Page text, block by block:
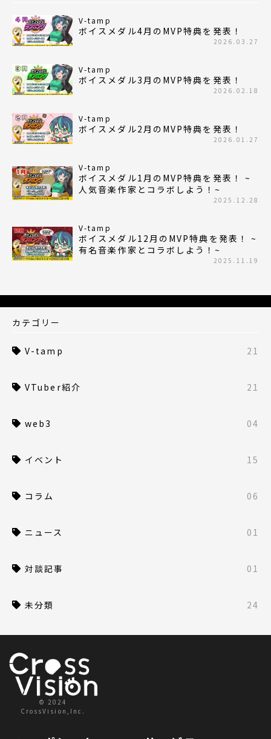
V-tamp
ボイスメダル4月のMVP特典を発表！
2026.03.27
V-tamp
ボイスメダル3月のMVP特典を発表！
2026.02.18
V-tamp
ボイスメダル2月のMVP特典を発表！
2026.01.27
V-tamp
ボイスメダル1月のMVP特典を発表！ ~
人気音楽作家とコラボしよう！~
2025.12.28
V-tamp
ボイスメダル12月のMVP特典を発表！ ~
有名音楽作家とコラボしよう！~
2025.11.19
カテゴリー
V-tamp 21
VTuber紹介 21
web3 04
イベント 15
コラム 06
ニュース 01
対談記事 01
未分類 24
© 2024
CrossVision,Inc.